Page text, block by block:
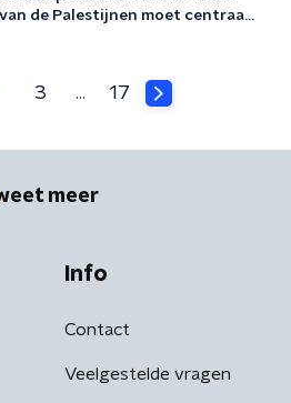
van de Palestijnen moet centraal
3 … 17
meer
Info
Contact
Veelgestelde vragen